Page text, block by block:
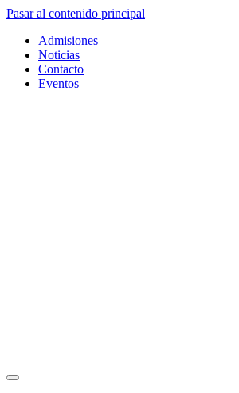
Pasar al contenido principal
Admisiones
Noticias
Contacto
Eventos